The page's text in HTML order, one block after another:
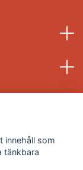
innehåll som
tänkbara